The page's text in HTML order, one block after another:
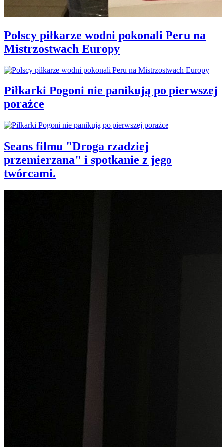
Polscy piłkarze wodni pokonali Peru na
Mistrzostwach Europy
Piłkarki Pogoni nie panikują po pierwszej
porażce
Seans filmu "Droga rzadziej
przemierzana" i spotkanie z jego
twórcami.